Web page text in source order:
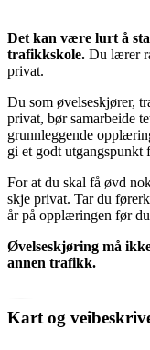
Det kan være lurt å
trafikkskole. Du lærer
privat.
Du som øvelseskjører,
privat, bør samarbeide
grunnleggende
gi et godt
For at du skal få øvd
skje privat. Tar du
år på opplæringen før
Øvelseskjøring må
annen trafikk.
Kart og